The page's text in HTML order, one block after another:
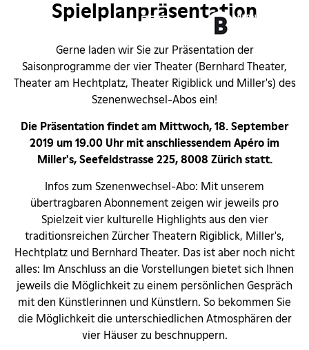
Spielplanpräsentation
Gerne laden wir Sie zur Präsentation der
Saisonprogramme der vier Theater (Bernhard Theater,
Theater am Hechtplatz, Theater Rigiblick und Miller's) des
Szenenwechsel-Abos ein!
Die Präsentation findet am Mittwoch, 18. September
2019 um 19.00 Uhr mit anschliessendem Apéro im
Miller's, Seefeldstrasse 225, 8008 Zürich statt.
Infos zum Szenenwechsel-Abo: Mit unserem
übertragbaren Abonnement zeigen wir jeweils pro
Spielzeit vier kulturelle Highlights aus den vier
traditionsreichen Zürcher Theatern Rigiblick, Miller's,
Hechtplatz und Bernhard Theater. Das ist aber noch nicht
alles: Im Anschluss an die Vorstellungen bietet sich Ihnen
jeweils die Möglichkeit zu einem persönlichen Gespräch
mit den Künstlerinnen und Künstlern. So bekommen Sie
die Möglichkeit die unterschiedlichen Atmosphären der
vier Häuser zu beschnuppern.